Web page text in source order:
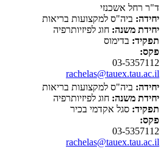
ד"ר רחל אשכנזי
יחידה: ביה"ס למקצועות בריאות
יחידת משנה: חוג לפיזיותרפיה
תפקיד: בדימוס
פקס:
03-5357112
rachelas@tauex.tau.ac.il
יחידה: ביה"ס למקצועות בריאות
יחידת משנה: חוג לפיזיותרפיה
תפקיד: סגל אקדמי בכיר
פקס:
03-5357112
rachelas@tauex.tau.ac.il